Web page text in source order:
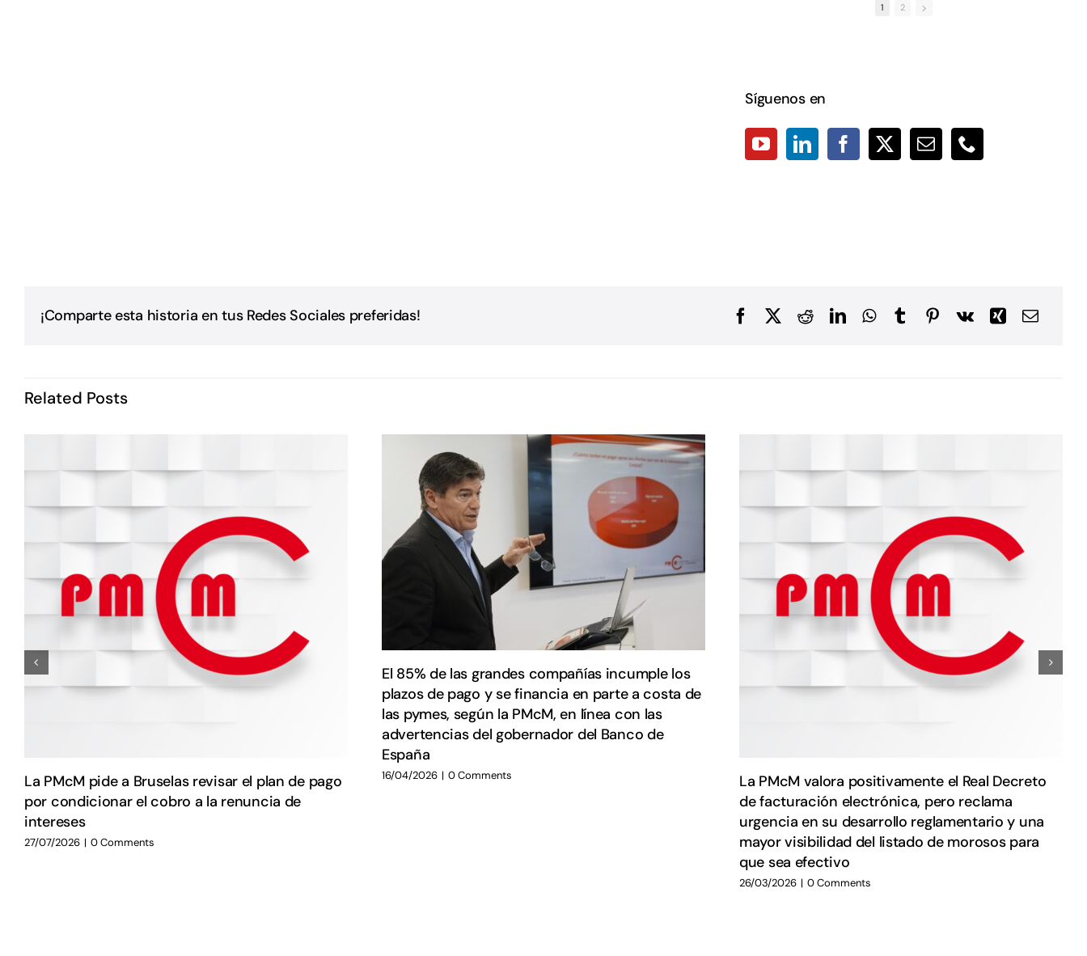
1 2
Síguenos en
¡Comparte esta historia en tus Redes Sociales preferidas!
Related Posts
La PMcM pide a Bruselas revisar el plan de pago
por condicionar el cobro a la renuncia de
intereses
27/07/2026 | 0 Comments
El 85% de las grandes compañías incumple los
plazos de pago y se financia en parte a costa de
las pymes, según la PMcM, en línea con las
advertencias del gobernador del Banco de
España
16/04/2026 | 0 Comments
La PMcM valora positivamente el Real Decreto
de facturación electrónica, pero reclama
urgencia en su desarrollo reglamentario y una
mayor visibilidad del listado de morosos para
que sea efectivo
26/03/2026 | 0 Comments